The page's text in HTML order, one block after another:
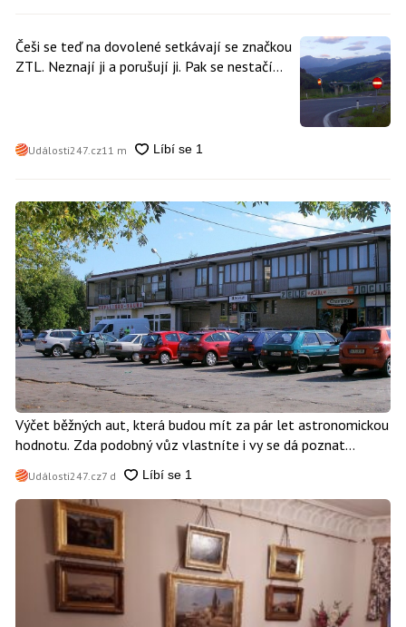
Češi se teď na dovolené setkávají se značkou
ZTL. Neznají ji a porušují ji. Pak se nestačí
Události247.cz11 m
Výčet běžných aut, která budou mít za pár let astronomickou
hodnotu. Zda podobný vůz vlastníte i vy se dá poznat
snadno
Události247.cz7 d